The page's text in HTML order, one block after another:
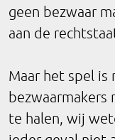
geen bezwaar
aan de
Maar het spel is
bezwaarmakers
te halen, wij